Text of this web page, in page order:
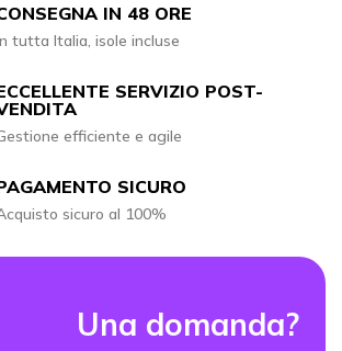
IN 48 ORE
tutta Italia, isole incluse
SERVIZIO POST-
efficiente e agile
SICURO
sicuro al 100%
Una domanda?